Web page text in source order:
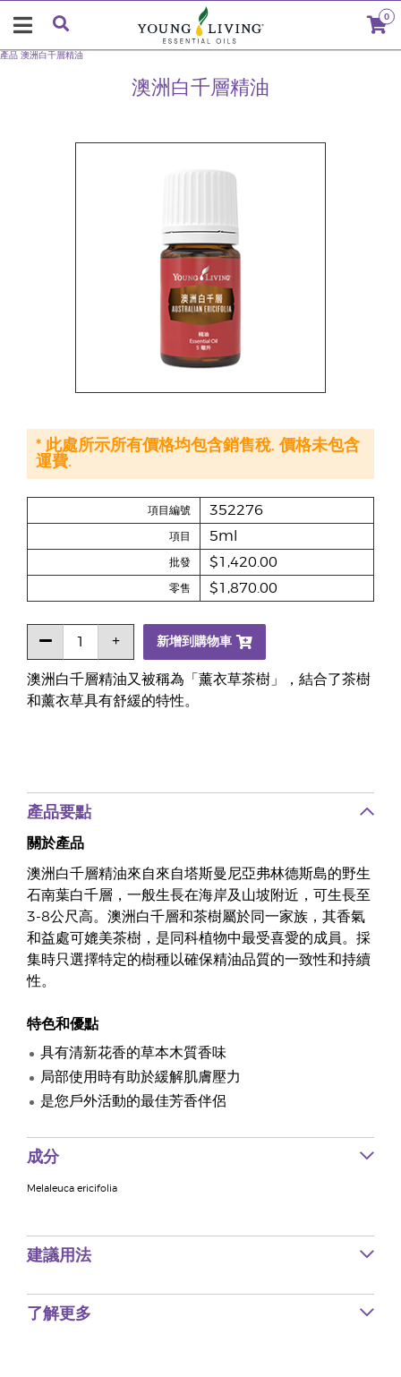
0
澳洲白千層精油
產品 澳洲白千層精油
澳洲白千層精油又被稱為「薰衣草茶樹」，結合了茶樹
和薰衣草具有舒緩的特性。
項目編號 352276
項目 5ml
批發 $1,420.00
零售 $1,870.00
新增到購物車
* 此處所示所有價格均包含銷售稅. 價格未包含
運費.
產品要點
關於產品
澳洲白千層精油來自來自塔斯曼尼亞弗林德斯島的野生
石南葉白千層，一般生長在海岸及山坡附近，可生長至
3-8公尺高。澳洲白千層和茶樹屬於同一家族，其香氣
和益處可媲美茶樹，是同科植物中最受喜愛的成員。採
集時只選擇特定的樹種以確保精油品質的一致性和持續
性。
特色和優點
具有清新花香的草本木質香味
局部使用時有助於緩解肌膚壓力
是您戶外活動的最佳芳香伴侶
成分
Melaleuca ericifolia
建議用法
了解更多